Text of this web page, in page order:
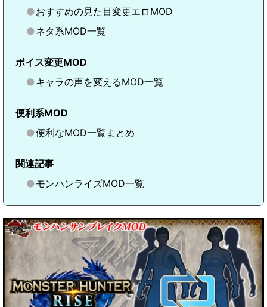
おすすめの見た目変更エロMOD
ネタ系MOD一覧
ボイス変更MOD
キャラの声を変えるMOD一覧
便利系MOD
便利なMOD一覧まとめ
関連記事
モンハンライズMOD一覧